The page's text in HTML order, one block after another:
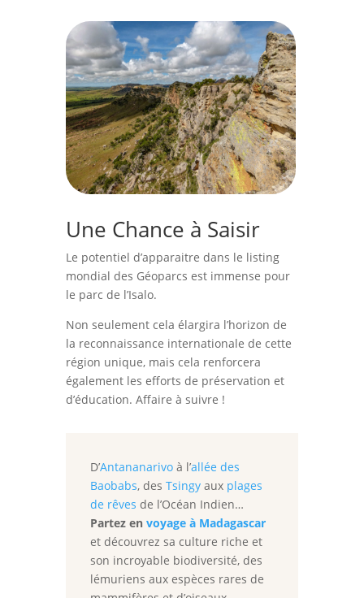
Une Chance à Saisir
Le potentiel d’apparaitre dans le listing
mondial des Géoparcs est immense pour
le parc de l’Isalo.
Non seulement cela élargira l’horizon de
la reconnaissance internationale de cette
région unique, mais cela renforcera
également les efforts de préservation et
d’éducation. Affaire à suivre !
D’Antananarivoà l’allée des
Baobabs, des Tsingyaux plages
de rêves de l’Océan Indien…
Partez en voyage à Madagascar
et découvrez sa culture riche et
son incroyable biodiversité, des
lémuriens aux espèces rares de